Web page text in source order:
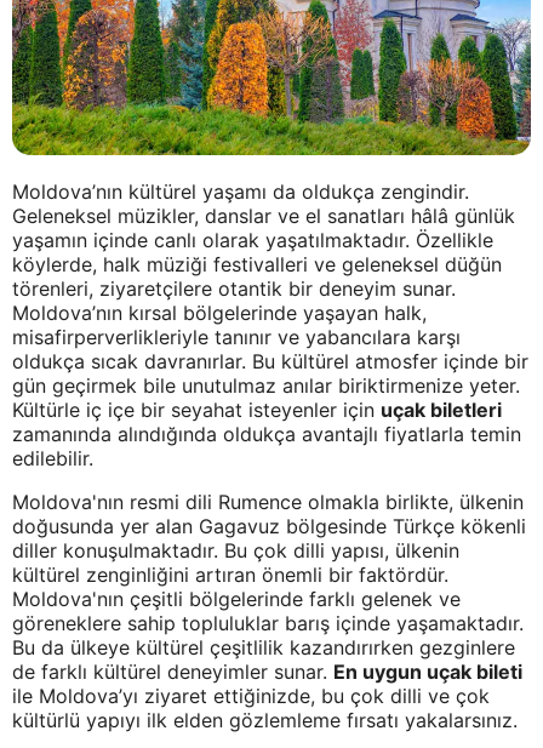
Moldova’nın kültürel yaşamı da oldukça zengindir.
Geleneksel müzikler, danslar ve el sanatları hâlâ günlük
yaşamın içinde canlı olarak yaşatılmaktadır. Özellikle
köylerde, halk müziği festivalleri ve geleneksel düğün
törenleri, ziyaretçilere otantik bir deneyim sunar.
Moldova’nın kırsal bölgelerinde yaşayan halk,
misafirperverlikleriyle tanınır ve yabancılara karşı
oldukça sıcak davranırlar. Bu kültürel atmosfer içinde bir
gün geçirmek bile unutulmaz anılar biriktirmenize yeter.
Kültürle iç içe bir seyahat isteyenler için uçak biletleri
zamanında alındığında oldukça avantajlı fiyatlarla temin
edilebilir.
Moldova'nın resmi dili Rumence olmakla birlikte, ülkenin
doğusunda yer alan Gagavuz bölgesinde Türkçe kökenli
diller konuşulmaktadır. Bu çok dilli yapısı, ülkenin
kültürel zenginliğini artıran önemli bir faktördür.
Moldova'nın çeşitli bölgelerinde farklı gelenek ve
göreneklere sahip topluluklar barış içinde yaşamaktadır.
Bu da ülkeye kültürel çeşitlilik kazandırırken gezginlere
de farklı kültürel deneyimler sunar. En uygun uçak bileti
ile Moldova’yı ziyaret ettiğinizde, bu çok dilli ve çok
kültürlü yapıyı ilk elden gözlemleme fırsatı yakalarsınız.